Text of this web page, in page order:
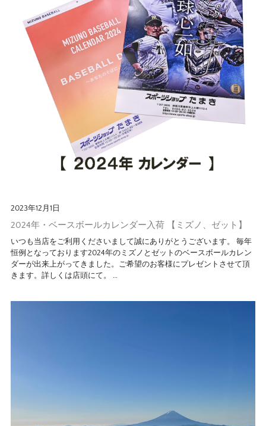
2023年12月1日
2024年・ベースボールカレンダー入荷 【ミズノ、ゼット】
いつも当店をご利用くださいまして誠にありがとうございます。 毎年
恒例となっております2024年のミズノとゼットのベースボールカレン
ダーが出来上がってきました。ご希望のお客様にプレゼントさせて頂
きます。詳しくは店頭にて。 …